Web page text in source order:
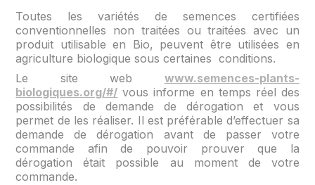
Toutes les variétés de semences certifiées
conventionnelles non traitées ou traitées avec un
produit utilisable en Bio, peuvent être utilisées en
agriculture biologique sous certaines conditions.
Le site web www.semences-plants-
biologiques.org/#/ vous informe en temps réel des
possibilités de demande de dérogation et vous
permet de les réaliser. Il est préférable d’effectuer sa
demande de dérogation avant de passer votre
commande afin de pouvoir prouver que la
dérogation était possible au moment de votre
commande.